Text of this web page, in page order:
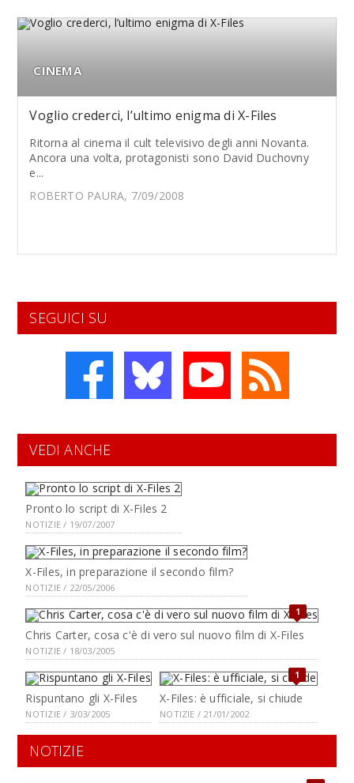
CINEMA
Voglio crederci, l’ultimo enigma di X-Files
Ritorna al cinema il cult televisivo degli anni Novanta.
Ancora una volta, protagonisti sono David Duchovny
e...
ROBERTO PAURA, 7/09/2008
SEGUICI SU
VEDI ANCHE
Pronto lo script di X-Files 2
NOTIZIE / 19/07/2007
X-Files, in preparazione il secondo film?
NOTIZIE / 22/05/2006
1
Chris Carter, cosa c'è di vero sul nuovo film di X-Files
NOTIZIE / 18/03/2005
Rispuntano gli X-Files
NOTIZIE / 3/03/2005
1
X-Files: è ufficiale, si chiude
NOTIZIE / 21/01/2002
NOTIZIE